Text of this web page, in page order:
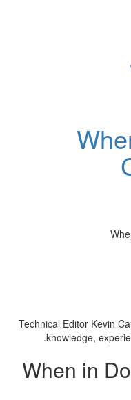
Technical Editor Kevin
knowledge,
When in